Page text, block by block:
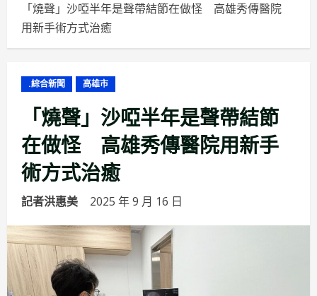
「燒聲」沙啞半年是聲帶結節在做怪 高雄秀傳醫院
用新手術方式治癒
.綜合新聞 高雄市
「燒聲」沙啞半年是聲帶結節
在做怪 高雄秀傳醫院用新手
術方式治癒
記者洪惠美 2025 年 9 月 16 日